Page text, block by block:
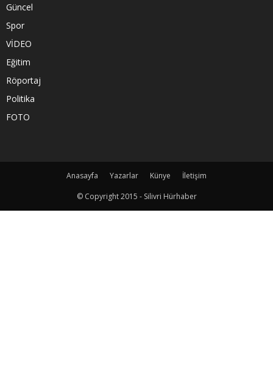
Güncel
Spor
VİDEO
Eğitim
Röportaj
Politika
FOTO
Anasayfa Yazarlar Künye
İletişim
© Copyright 2015 - Silivri Hürhaber